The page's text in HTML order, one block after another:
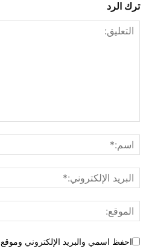
ترك الرد
احفظ اسمي والبريد الإلكتروني